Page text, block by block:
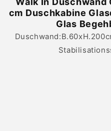
cm Duschkabine
Glas